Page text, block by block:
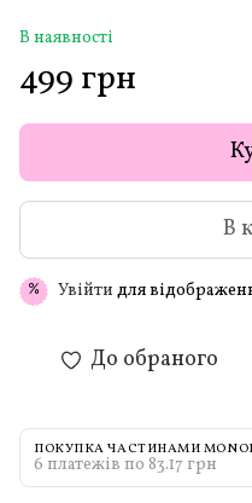
В наявності
499 грн
В
% Увійти для
До обраного
ПОКУПКА ЧАСТИНАМИ
6 платежів по 83.17 грн